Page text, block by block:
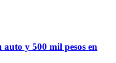
auto y 500 mil pesos en